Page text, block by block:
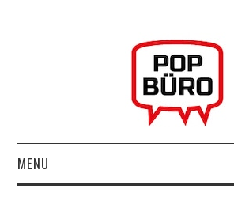
MENU